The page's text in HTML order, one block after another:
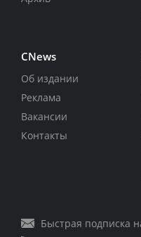
CNews
Об издании
Реклама
Вакансии
Контакты
Быстрая подписка